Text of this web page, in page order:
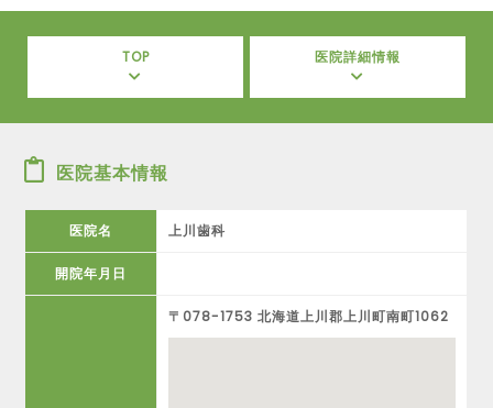
TOP 医院詳細情報
医院基本情報
医院名 上川歯科
開院年月日
〒078-1753 北海道上川郡上川町南町1062